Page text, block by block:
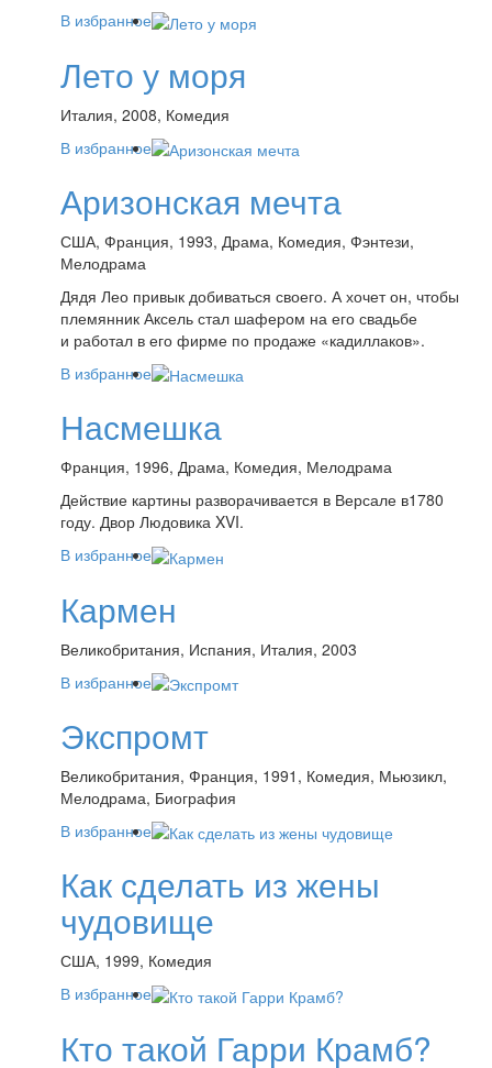
В избранное
Лето у моря
Италия, 2008, Комедия
В избранное
Аризонская мечта
США, Франция, 1993, Драма, Комедия, Фэнтези,
Мелодрама
Дядя Лео привык добиваться своего. А хочет он, чтобы
племянник Аксель стал шафером на его свадьбе
и работал в его фирме по продаже «кадиллаков».
В избранное
Насмешка
Франция, 1996, Драма, Комедия, Мелодрама
Действие картины разворачивается в Версале в1780
году. Двор Людовика XVI.
В избранное
Кармен
Великобритания, Испания, Италия, 2003
В избранное
Экспромт
Великобритания, Франция, 1991, Комедия, Мьюзикл,
Мелодрама, Биография
В избранное
Как сделать из жены
чудовище
США, 1999, Комедия
В избранное
Кто такой Гарри Крамб?